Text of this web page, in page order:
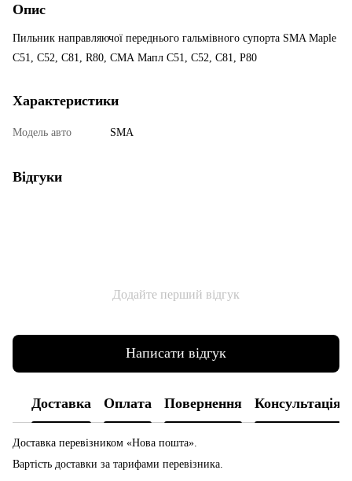
Опис
Пильник направляючої переднього гальмівного супорта SMA Maple
C51, C52, C81, R80, СМА Мапл С51, С52, С81, Р80
Характеристики
Модель авто SMA
Відгуки
Додайте перший відгук
Написати відгук
Доставка Оплата Повернення Консультація
Доставка перевізником «Нова пошта».
Вартість доставки за тарифами перевізника.